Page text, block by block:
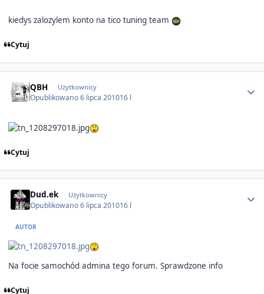
kiedys zalozylem konto na tico tuning team
Cytuj
QBH Użytkownicy
Opublikowano6 lipca 201016 l
Cytuj
Dud.ek Użytkownicy
Opublikowano6 lipca 201016 l
AUTOR
Na focie samochód admina tego forum. Sprawdzone info
Cytuj